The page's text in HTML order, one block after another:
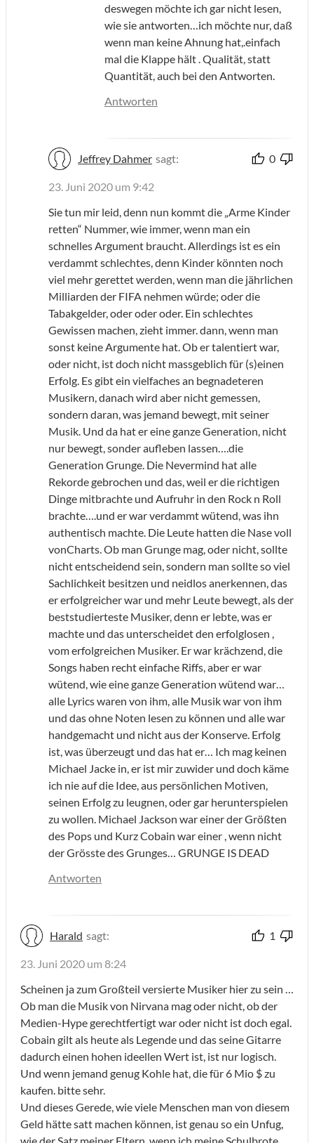
deswegen möchte ich gar nicht lesen,
wie sie antworten…ich möchte nur, daß
wenn man keine Ahnung hat,.einfach
mal die Klappe hält . Qualität, statt
Quantität, auch bei den Antworten.
Antworten
Jeffrey Dahmer sagt: 0
23. Juni 2020 um 9:42
Sie tun mir leid, denn nun kommt die „Arme Kinder
retten“ Nummer, wie immer, wenn man ein
schnelles Argument braucht. Allerdings ist es ein
verdammt schlechtes, denn Kinder könnten noch
viel mehr gerettet werden, wenn man die jährlichen
Milliarden der FIFA nehmen würde; oder die
Tabakgelder, oder oder oder. Ein schlechtes
Gewissen machen, zieht immer. dann, wenn man
sonst keine Argumente hat. Ob er talentiert war,
oder nicht, ist doch nicht massgeblich für (s)einen
Erfolg. Es gibt ein vielfaches an begnadeteren
Musikern, danach wird aber nicht gemessen,
sondern daran, was jemand bewegt, mit seiner
Musik. Und da hat er eine ganze Generation, nicht
nur bewegt, sonder aufleben lassen….die
Generation Grunge. Die Nevermind hat alle
Rekorde gebrochen und das, weil er die richtigen
Dinge mitbrachte und Aufruhr in den Rock n Roll
brachte….und er war verdammt wütend, was ihn
authentisch machte. Die Leute hatten die Nase voll
vonCharts. Ob man Grunge mag, oder nicht, sollte
nicht entscheidend sein, sondern man sollte so viel
Sachlichkeit besitzen und neidlos anerkennen, das
er erfolgreicher war und mehr Leute bewegt, als der
beststudierteste Musiker, denn er lebte, was er
machte und das unterscheidet den erfolglosen ,
vom erfolgreichen Musiker. Er war krächzend, die
Songs haben recht einfache Riffs, aber er war
wütend, wie eine ganze Generation wütend war…
alle Lyrics waren von ihm, alle Musik war von ihm
und das ohne Noten lesen zu können und alle war
handgemacht und nicht aus der Konserve. Erfolg
ist, was überzeugt und das hat er… Ich mag keinen
Michael Jacke in, er ist mir zuwider und doch käme
ich nie auf die Idee, aus persönlichen Motiven,
seinen Erfolg zu leugnen, oder gar herunterspielen
zu wollen. Michael Jackson war einer der Größten
des Pops und Kurz Cobain war einer , wenn nicht
der Grösste des Grunges… GRUNGE IS DEAD
Antworten
Harald sagt: 1
23. Juni 2020 um 8:24
Scheinen ja zum Großteil versierte Musiker hier zu sein …
Ob man die Musik von Nirvana mag oder nicht, ob der
Medien-Hype gerechtfertigt war oder nicht ist doch egal.
Cobain gilt als heute als Legende und das seine Gitarre
dadurch einen hohen ideellen Wert ist, ist nur logisch.
Und wenn jemand genug Kohle hat, die für 6 Mio $ zu
kaufen. bitte sehr.
Und dieses Gerede, wie viele Menschen man von diesem
Geld hätte satt machen können, ist genau so ein Unfug,
wie der Satz meiner Eltern, wenn ich meine Schulbrote